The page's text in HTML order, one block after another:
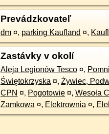
Prevádzkovateľ
dm ¤, parking Kaufland ¤,
Zastávky v okolí
Aleja Legionów Tesco ¤,
Świętokrzyska ¤, Żywiec,
CPN ¤, Pogotowie ¤, Wesoła
Zamkowa ¤, Elektrownia ¤,